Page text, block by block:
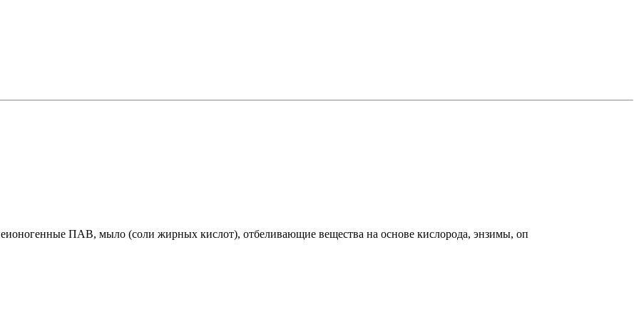
ПАВ, мыло (соли жирных кислот), отбеливающие вещества на основе кислорода, энзимы, оп